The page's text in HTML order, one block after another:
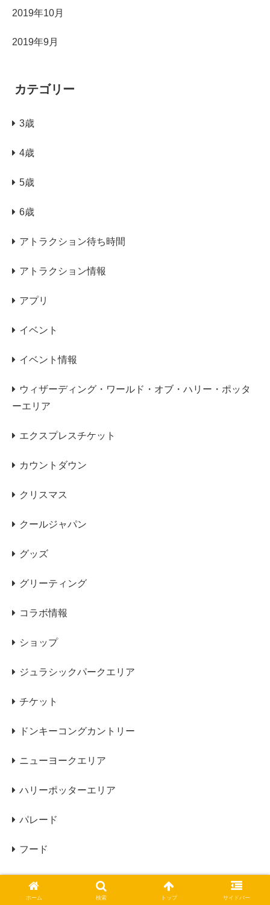
2019年10月
2019年9月
カテゴリー
3歳
4歳
5歳
6歳
アトラクション待ち時間
アトラクション情報
アプリ
イベント
イベント情報
ウィザーディング・ワールド・オブ・ハリー・ポッタ
ーエリア
エクスプレスチケット
カウントダウン
クリスマス
クールジャパン
グッズ
グリーティング
コラボ情報
ショップ
ジュラシックパークエリア
チケット
ドンキーコングカントリー
ニューヨークエリア
ハリーポッターエリア
パレード
フード
ホーム 検索 トップ サイドバー